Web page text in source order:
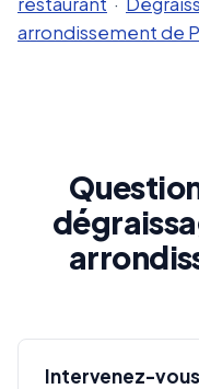
arrondissement de
Intervenez-vous